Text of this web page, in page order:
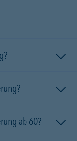
ab 60?